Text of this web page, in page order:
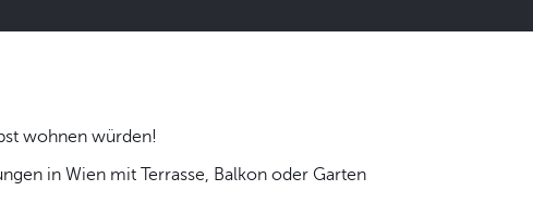
selbst wohnen würden!
in Wien mit Terrasse, Balkon oder Garten